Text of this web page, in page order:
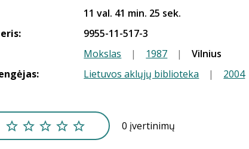
11 val. 41 min. 25 sek.
9955-11-517-3
Mokslas | 1987 |
Vilnius
Lietuvos aklųjų biblioteka | 2004
0 įvertinimų